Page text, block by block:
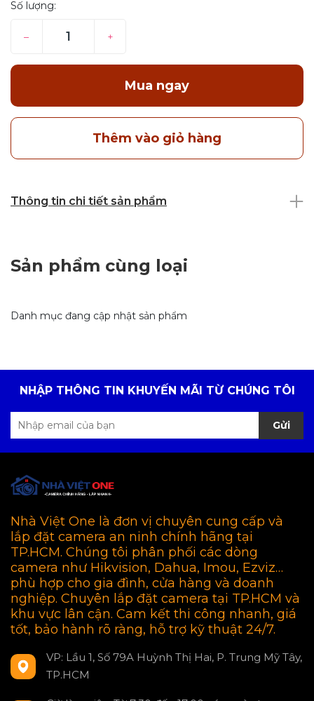
Số lượng:
– +
Mua ngay
Thêm vào giỏ hàng
Thông tin chi tiết sản phẩm
Sản phẩm cùng loại
Danh mục đang cập nhật sản phẩm
NHẬP THÔNG TIN KHUYẾN MÃI TỪ CHÚNG TÔI
Gửi
Nhà Việt One là đơn vị chuyên cung cấp và
lắp đặt camera an ninh chính hãng tại
TP.HCM. Chúng tôi phân phối các dòng
camera như Hikvision, Dahua, Imou, Ezviz…
phù hợp cho gia đình, cửa hàng và doanh
nghiệp. Chuyên lắp đặt camera tại TP.HCM và
khu vực lân cận. Cam kết thi công nhanh, giá
tốt, bảo hành rõ ràng, hỗ trợ kỹ thuật 24/7.
VP: Lầu 1, Số 79A Huỳnh Thị Hai, P. Trung Mỹ Tây,
TP.HCM